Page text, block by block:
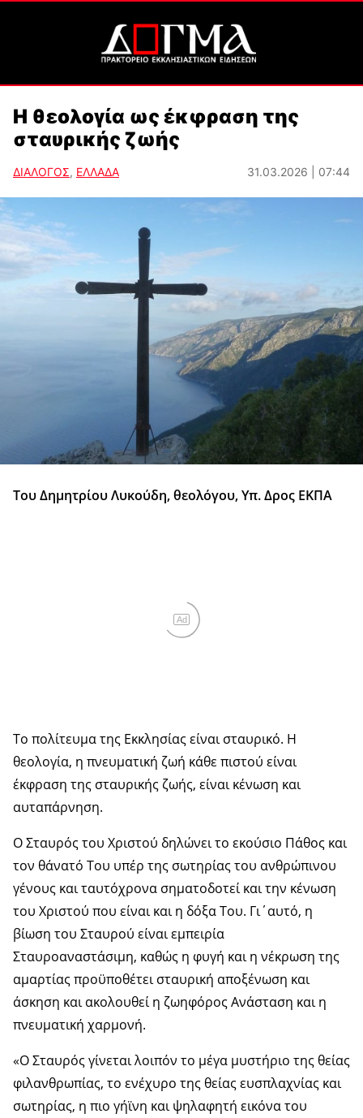
Η θεολογία ως έκφραση της
σταυρικής ζωής
ΔΙΑΛΟΓΟΣ, ΕΛΛΑΔΑ 31.03.2026 | 07:44
Του Δημητρίου Λυκούδη, θεολόγου, Υπ. Δρος ΕΚΠΑ
Ad
Το πολίτευμα της Εκκλησίας είναι σταυρικό. Η
θεολογία, η πνευματική ζωή κάθε πιστού είναι
έκφραση της σταυρικής ζωής, είναι κένωση και
αυταπάρνηση.
Ο Σταυρός του Χριστού δηλώνει το εκούσιο Πάθος και
τον θάνατό Του υπέρ της σωτηρίας του ανθρώπινου
γένους και ταυτόχρονα σηματοδοτεί και την κένωση
του Χριστού που είναι και η δόξα Του. Γι΄αυτό, η
βίωση του Σταυρού είναι εμπειρία
Σταυροαναστάσιμη, καθώς η φυγή και η νέκρωση της
αμαρτίας προϋποθέτει σταυρική αποξένωση και
άσκηση και ακολουθεί η ζωηφόρος Ανάσταση και η
πνευματική χαρμονή.
«Ο Σταυρός γίνεται λοιπόν το μέγα μυστήριο της θείας
φιλανθρωπίας, το ενέχυρο της θείας ευσπλαχνίας και
σωτηρίας, η πιο γήϊνη και ψηλαφητή εικόνα του